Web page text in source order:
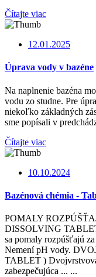
Čítajte viac
12.01.2025
Úprava vody v bazéne
Na naplnenie bazéna
vodu zo studne. Pre
niekoľko základných
sme popísali v
Čítajte viac
10.10.2024
Bazénová chémia -
POMALY
DISSOLVING
sa pomaly rozpúšťajú
Nemení pH vody.
TABLET )
zabezpečujúca ... ...